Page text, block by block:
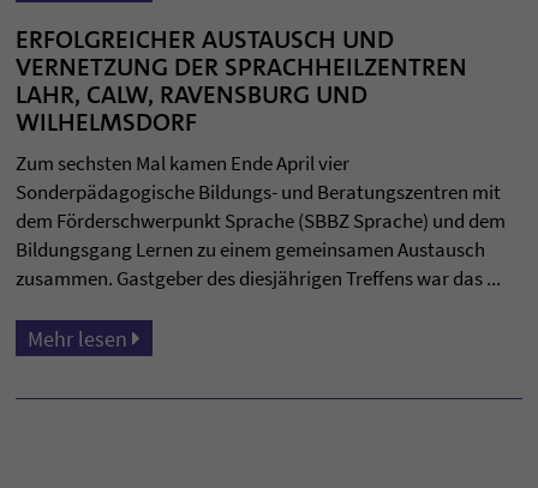
ERFOLGREICHER AUSTAUSCH UND
VERNETZUNG DER SPRACHHEILZENTREN
LAHR, CALW, RAVENSBURG UND
WILHELMSDORF
Zum sechsten Mal kamen Ende April vier
Sonderpädagogische Bildungs- und Beratungszentren mit
dem Förderschwerpunkt Sprache (SBBZ Sprache) und dem
Bildungsgang Lernen zu einem gemeinsamen Austausch
zusammen. Gastgeber des diesjährigen Treffens war das ...
Mehr lesen